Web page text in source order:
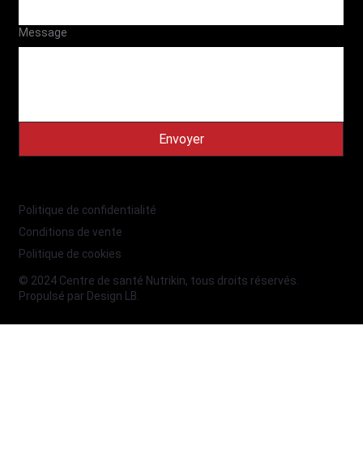
Message
Envoyer
Politique de confidentialité
Conditions de vente
Politique de cookies
© 2024 Centre de santé Nutrikin, tous droits réservés.
Propulsé par Design LB